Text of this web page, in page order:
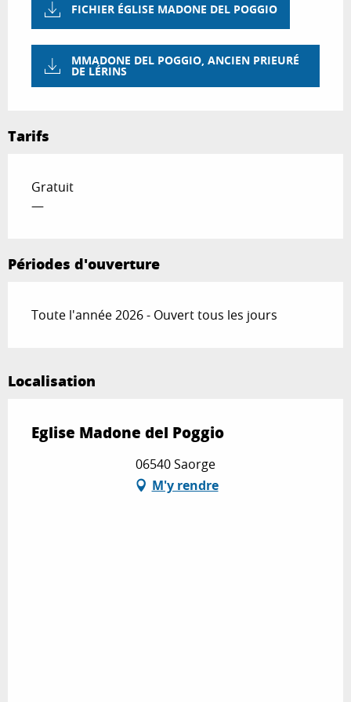
FICHIER ÉGLISE MADONE DEL POGGIO
MMADONE DEL POGGIO, ANCIEN PRIEURÉ
DE LÉRINS
Tarifs
Gratuit
—
Périodes d'ouverture
Toute l'année 2026 - Ouvert tous les jours
Localisation
Eglise Madone del Poggio
06540 Saorge
M'y rendre